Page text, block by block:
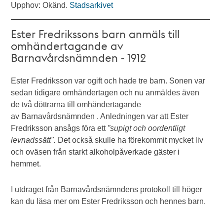
Upphov: Okänd. Stadsarkivet
Ester Fredrikssons barn anmäls till
omhändertagande av
Barnavårdsnämnden - 1912
Ester Fredriksson var ogift och hade tre barn. Sonen var
sedan tidigare omhändertagen och nu anmäldes även
de två döttrarna till omhändertagande
av Barnavårdsnämnden . Anledningen var att Ester
Fredriksson ansågs föra ett ”supigt och oordentligt
levnadssätt". Det också skulle ha förekommit mycket liv
och oväsen från starkt alkoholpåverkade gäster i
hemmet.
I utdraget från Barnavårdsnämndens protokoll till höger
kan du läsa mer om Ester Fredriksson och hennes barn.